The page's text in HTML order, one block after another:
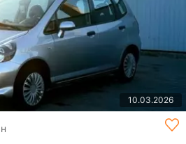
10.03.2026